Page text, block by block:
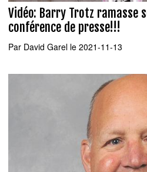
Vidéo: Barry Trotz ramasse
conférence de presse!!!
Par David Garel le 2021-11-13